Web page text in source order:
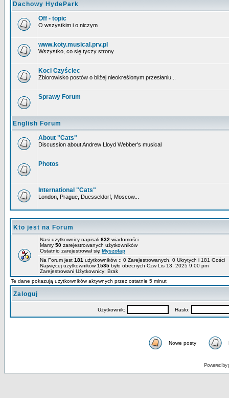
Dachowy HydePark
Off - topic
O wszystkim i o niczym
www.koty.musical.prv.pl
Wszystko, co się tyczy strony
Koci Czyściec
Zbiorowisko postów o bliżej nieokreślonym przesłaniu...
Sprawy Forum
English Forum
About "Cats"
Discussion about Andrew Lloyd Webber's musical
Photos
International "Cats"
London, Prague, Duesseldorf, Moscow...
Kto jest na Forum
Nasi użytkownicy napisali 632 wiadomości
Mamy 50 zarejestrowanych użytkowników
Ostatnio zarejestrował się Myszołap
Na Forum jest 181 użytkowników :: 0 Zarejestrowanych, 0 Ukrytych i 181
Najwięcej użytkowników1535 było obecnych Czw Lis 13, 2025 9:00 pm
Zarejestrowani Użytkownicy: Brak
Te dane pokazują użytkowników aktywnych przez ostatnie 5 minut
Zaloguj
Użytkownik: Hasło:
Nowe posty
Powered by